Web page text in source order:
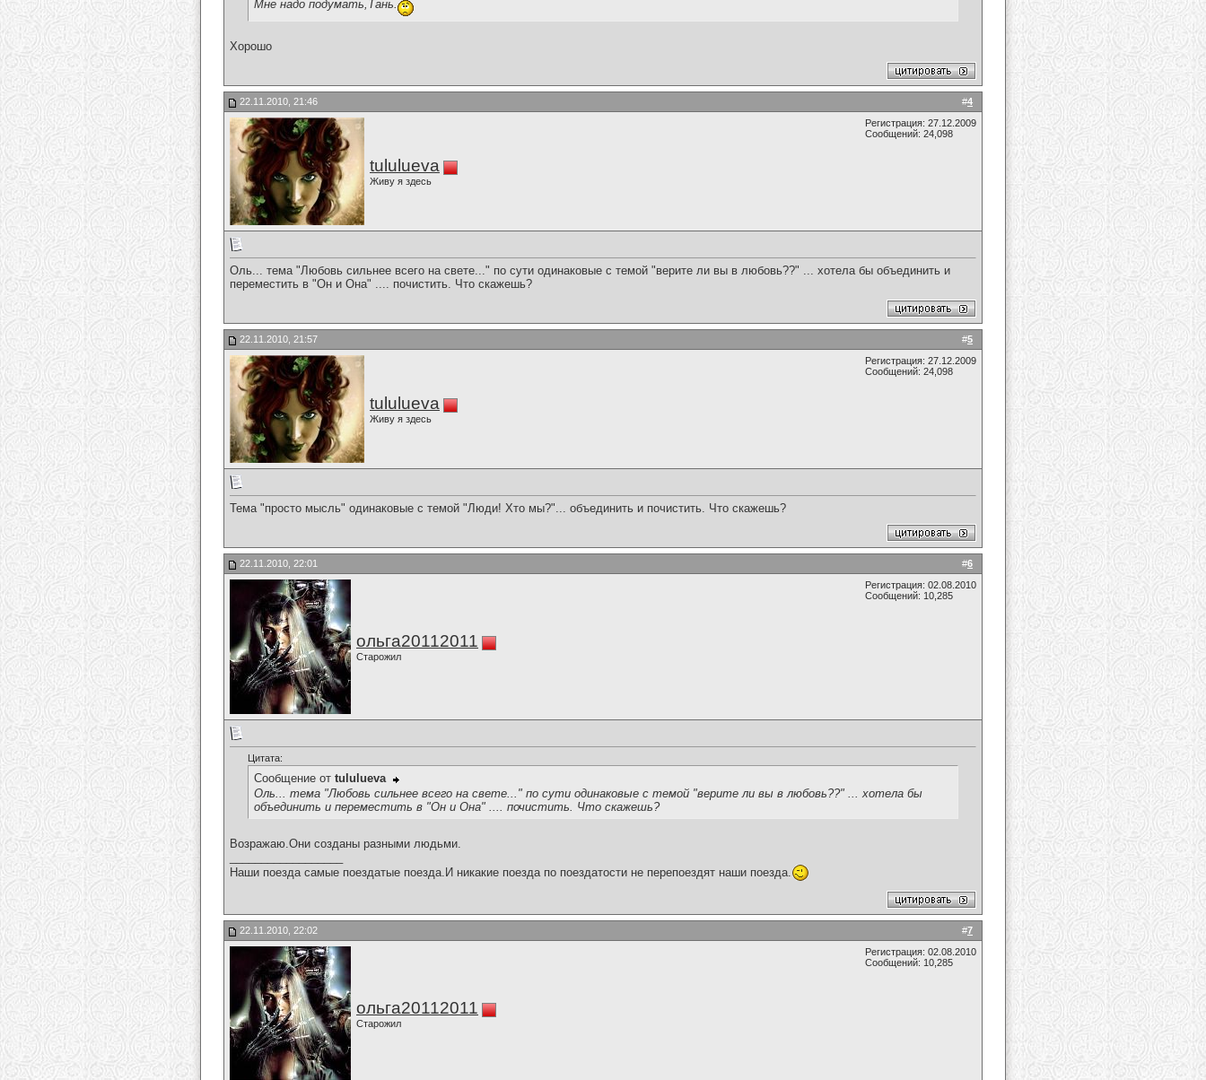
Мне надо подумать,Тань.
Хорошо
#4
22.11.2010, 21:46
tululueva
Живу я здесь
Регистрация: 27.12.2009
Сообщений: 24,098
Оль... тема "Любовь сильнее всего на свете..." по сути одинаковые с темой "верите ли вы в любовь??" ... хотела бы объединить и
переместить в "Он и Она" .... почистить. Что скажешь?
#5
22.11.2010, 21:57
tululueva
Живу я здесь
Регистрация: 27.12.2009
Сообщений: 24,098
Тема "просто мысль" одинаковые с темой "Люди! Хто мы?"... объединить и почистить. Что скажешь?
#6
22.11.2010, 22:01
ольга20112011
Старожил
Регистрация: 02.08.2010
Сообщений: 10,285
Цитата:
Сообщение от tululueva
Оль... тема "Любовь сильнее всего на свете..." по сути одинаковые с темой "верите ли вы в любовь??" ... хотела бы
объединить и переместить в "Он и Она" .... почистить. Что скажешь?
Возражаю.Они созданы разными людьми.
Наши поезда самые поездатые поезда.И никакие поезда по поездатости не перепоездят наши поезда.
#7
22.11.2010, 22:02
ольга20112011
Старожил
Регистрация: 02.08.2010
Сообщений: 10,285